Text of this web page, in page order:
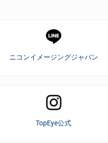
ニコンイメージングジャパン
TopEye公式